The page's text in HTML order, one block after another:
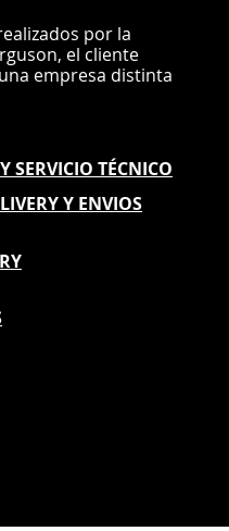
por la
el cliente
una empresa distinta
Y SERVICIO TÉCNICO
Y ENVIOS